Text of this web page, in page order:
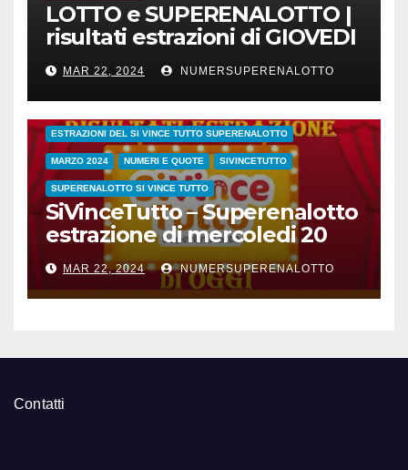
LOTTO e SUPERENALOTTO |
risultati estrazioni di GIOVEDI
21 marzo 2024
MAR 22, 2024 NUMERSUPERENALOTTO
CONC.212 MERCOLEDI 20 MARZO 2024
ESTRAZIONI DEL SI VINCE TUTTO SUPERENALOTTO
MARZO 2024 NUMERI E QUOTE SIVINCETUTTO
SUPERENALOTTO SI VINCE TUTTO
SiVinceTutto – Superenalotto
estrazione di mercoledi 20
marzo 2024 numeri vincenti
e quote
MAR 22, 2024 NUMERSUPERENALOTTO
Contatti